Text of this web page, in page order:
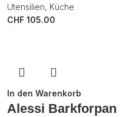
Utensilien, Küche
CHF 105.00
In den Warenkorb
Alessi Barkforpan